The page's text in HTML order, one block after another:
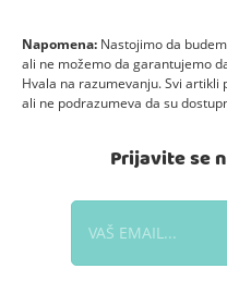
Napomena: Nastojimo da
ali ne možemo da garantujemo
Hvala na razumevanju. Svi artikli
ali ne podrazumeva da su
Prijavite se